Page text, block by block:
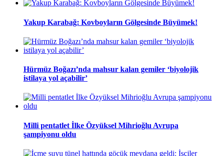
Yakup Karabağ: Kovboyların Gölgesinde Büyümek!
Hürmüz Boğazı’nda mahsur kalan gemiler ‘biyolojik
istilaya yol açabilir’
Milli pentatlet İlke Özyüksel Mihrioğlu Avrupa
şampiyonu oldu